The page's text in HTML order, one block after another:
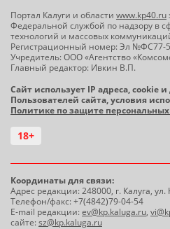
Портал Калуги и области www.kp40.ru
Федеральной службой по надзору в
технологий и массовых
Регистрационный номер: Эл №ФС77-
Учредитель: ООО «Агентство
Главный редактор: Ивкин В.П.
Сайт использует IP адреса, cookie
Пользователей сайта, условия
Политике по защите
18+
Координаты для связи:
Адрес редакции: 248000, г. Калуга,
Телефон/факс: +7(4842)79-04-54
E-mail редакции:ev@kp.kaluga.ru,
сайте:sz@kp.kaluga.ru